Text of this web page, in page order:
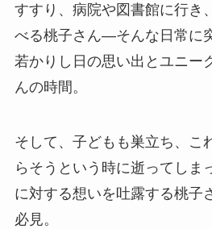
すすり、病院や図書館に行き
べる桃子さん―そんな日常に
若かりし日の思い出とユニー
んの時間。
そして、子どもも巣立ち、こ
らそうという時に逝ってしま
に対する想いを吐露する桃子
必見。